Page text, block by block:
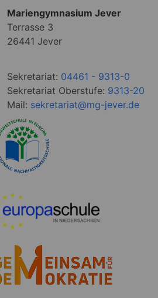
Mariengymnasium Jever
Terrasse 3
26441 Jever
Sekretariat: 04461 - 9313-0
Sekretariat Oberstufe: 9313-20
Mail: sekretariat@mg-jever.de